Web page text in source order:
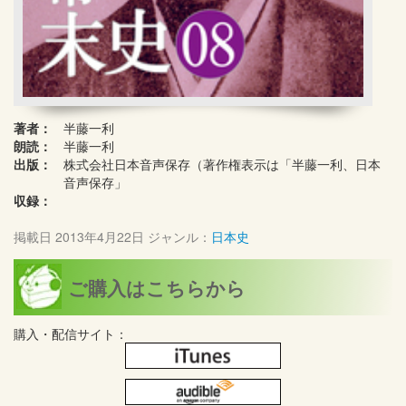
著者：
半藤一利
朗読：
半藤一利
出版：
株式会社日本音声保存（著作権表示は「半藤一利、日本
音声保存」
収録：
掲載日 2013年4月22日 ジャンル： 日本史
ご購入はこちらから
購入・配信サイト：